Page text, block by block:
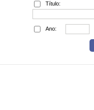
Título:
Ano: